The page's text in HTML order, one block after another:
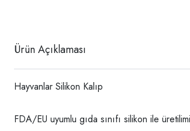
Ürün Açıklaması
Hayvanlar Silikon Kalıp
FDA/EU uyumlu gıda sınıfı silikon ile